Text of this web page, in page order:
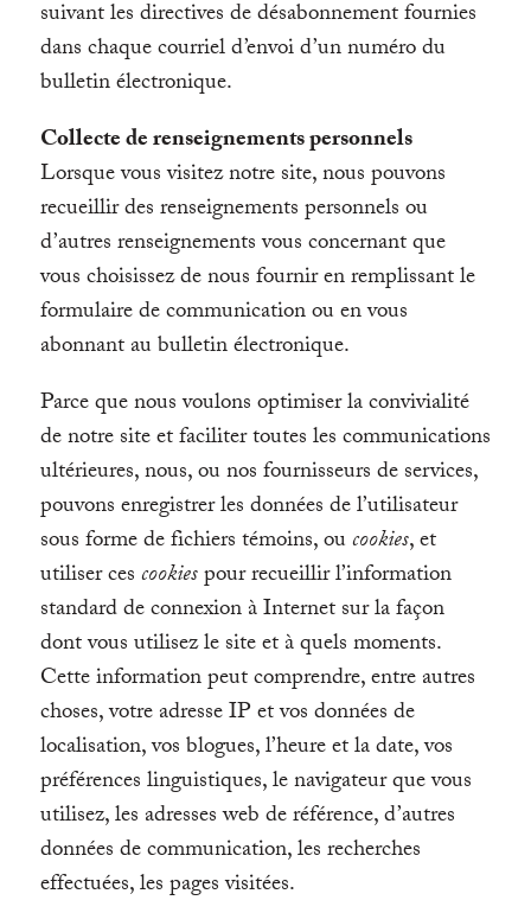
suivant les directives de désabonnement fournies
dans chaque courriel d’envoi d’un numéro du
bulletin électronique.
Collecte de renseignements personnels
Lorsque vous visitez notre site, nous pouvons
recueillir des renseignements personnels ou
d’autres renseignements vous concernant que
vous choisissez de nous fournir en remplissant le
formulaire de communication ou en vous
abonnant au bulletin électronique.
Parce que nous voulons optimiser la convivialité
de notre site et faciliter toutes les communications
ultérieures, nous, ou nos fournisseurs de services,
pouvons enregistrer les données de l’utilisateur
sous forme de fichiers témoins, oucookies, et
utiliser cescookiespour recueillir l’information
standard de connexion à Internet sur la façon
dont vous utilisez le site et à quels moments.
Cette information peut comprendre, entre autres
choses, votre adresse IP et vos données de
localisation, vos blogues, l’heure et la date, vos
préférences linguistiques, le navigateur que vous
utilisez, les adresses web de référence, d’autres
données de communication, les recherches
effectuées, les pages visitées.